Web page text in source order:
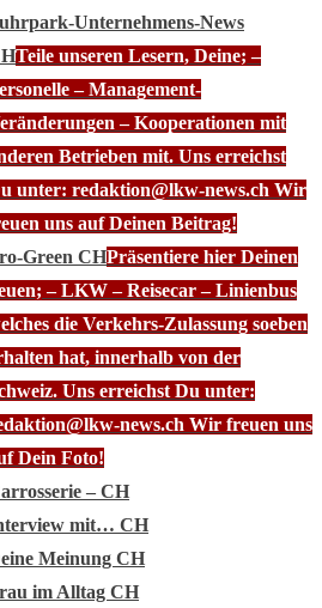
Unternehmens-News
Teile unseren Lesern, Deine; –
– Management-
– Kooperationen mit
Betrieben mit. Uns erreichst
unter: redaktion@lkw-news.ch Wir
uns auf Deinen Beitrag!
Green CHPräsentiere hier Deinen
– LKW – Reisecar – Linienbus
die Verkehrs-Zulassung soeben
hat, innerhalb von der
Uns erreichst Du unter:
news.ch Wir freuen uns
Dein Foto!
– CH
mit… CH
Meinung CH
im Alltag CH